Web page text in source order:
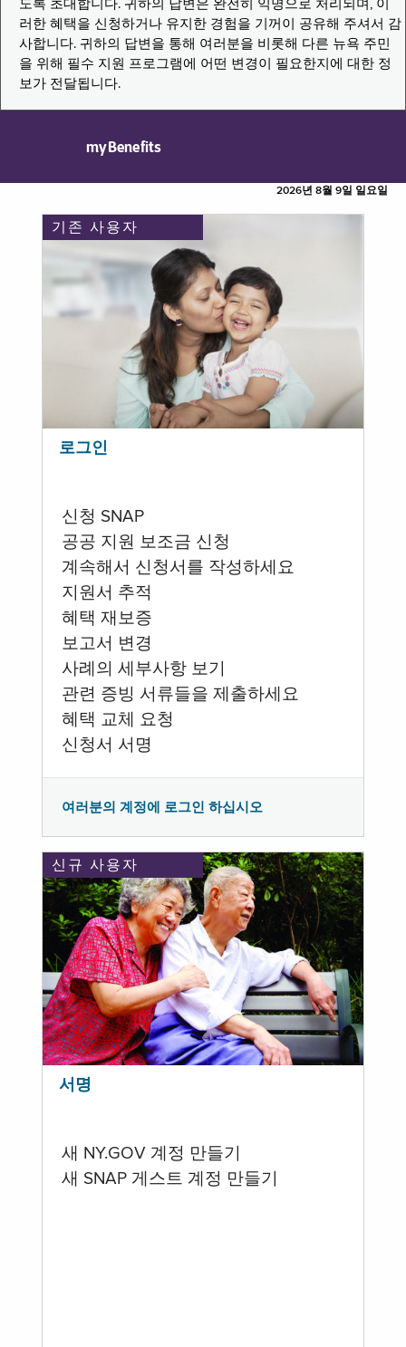
도록 초대합니다. 귀하의 답변은 완전히 익명으로 처리되며, 이
러한 혜택을 신청하거나 유지한 경험을 기꺼이 공유해 주셔서 감
사합니다. 귀하의 답변을 통해 여러분을 비롯해 다른 뉴욕 주민
을 위해 필수 지원 프로그램에 어떤 변경이 필요한지에 대한 정
보가 전달됩니다.
myBenefits
2026년 8월 9일 일요일
기존 사용자
로그인
신청 SNAP
공공 지원 보조금 신청
계속해서 신청서를 작성하세요
지원서 추적
혜택 재보증
보고서 변경
사례의 세부사항 보기
관련 증빙 서류들을 제출하세요
혜택 교체 요청
신청서 서명
여러분의 계정에 로그인 하십시오
신규 사용자
서명
새 NY.GOV 계정 만들기
새 SNAP 게스트 계정 만들기